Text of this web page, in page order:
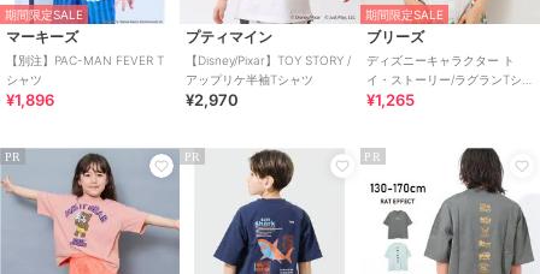
期間限定SALE
マーキーズ
【別注】PAC-MAN FEVER T
シャツ
¥1,896
プティマイン
【Disney/Pixar】TOY STORY /
アップリケ半袖Tシャツ
¥2,970
期間限定SALE
ブリーズ
ディズニーキャラクター ト
イ・ストーリー/ラグランTシャ
ツ
¥1,265
PR PR PR